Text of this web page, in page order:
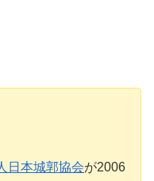
日本城郭協会が2006